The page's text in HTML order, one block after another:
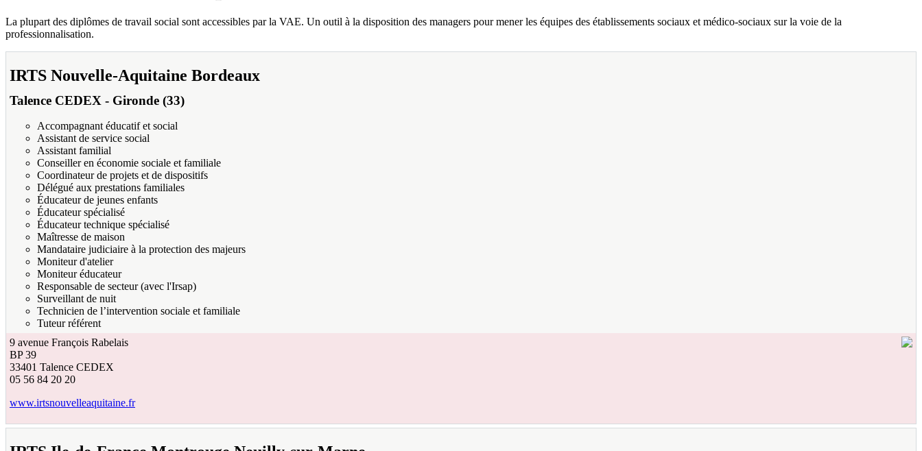
La plupart des diplômes de travail social sont accessibles par la VAE. Un outil à la disposition des managers pour mener les équipes des établissements sociaux et médico-sociaux sur la voie de la
professionnalisation.
IRTS Nouvelle-Aquitaine Bordeaux
Talence CEDEX - Gironde (33)
Accompagnant éducatif et social
Assistant de service social
Assistant familial
Conseiller en économie sociale et familiale
Coordinateur de projets et de dispositifs
Délégué aux prestations familiales
Éducateur de jeunes enfants
Éducateur spécialisé
Éducateur technique spécialisé
Maîtresse de maison
Mandataire judiciaire à la protection des majeurs
Moniteur d'atelier
Moniteur éducateur
Responsable de secteur (avec l'Irsap)
Surveillant de nuit
Technicien de l’intervention sociale et familiale
Tuteur référent
9 avenue François Rabelais
BP 39
33401 Talence CEDEX
05 56 84 20 20
www.irtsnouvelleaquitaine.fr